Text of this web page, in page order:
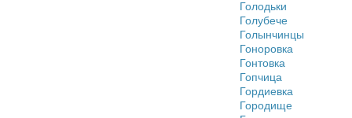
Голодьки
Голубече
Голынчинцы
Гоноровка
Гонтовка
Гопчица
Гордиевка
Городище